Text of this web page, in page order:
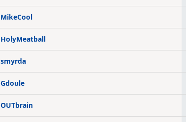
MikeCool
HolyMeatball
smyrda
Gdoule
OUTbrain